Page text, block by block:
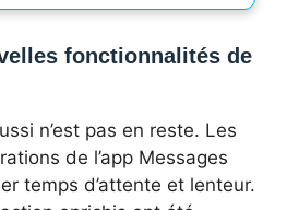
fonctionnalités de
n’est pas en reste. Les
de l’app Messages
temps d’attente et lenteur.